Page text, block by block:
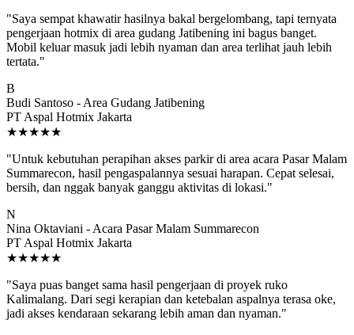
"Saya sempat khawatir hasilnya bakal bergelombang, tapi ternyata
pengerjaan hotmix di area gudang Jatibening ini bagus banget.
Mobil keluar masuk jadi lebih nyaman dan area terlihat jauh lebih
tertata."
B
Budi Santoso - Area Gudang Jatibening
PT Aspal Hotmix Jakarta
★★★★★
"Untuk kebutuhan perapihan akses parkir di area acara Pasar Malam
Summarecon, hasil pengaspalannya sesuai harapan. Cepat selesai,
bersih, dan nggak banyak ganggu aktivitas di lokasi."
N
Nina Oktaviani - Acara Pasar Malam Summarecon
PT Aspal Hotmix Jakarta
★★★★★
"Saya puas banget sama hasil pengerjaan di proyek ruko
Kalimalang. Dari segi kerapian dan ketebalan aspalnya terasa oke,
jadi akses kendaraan sekarang lebih aman dan nyaman."